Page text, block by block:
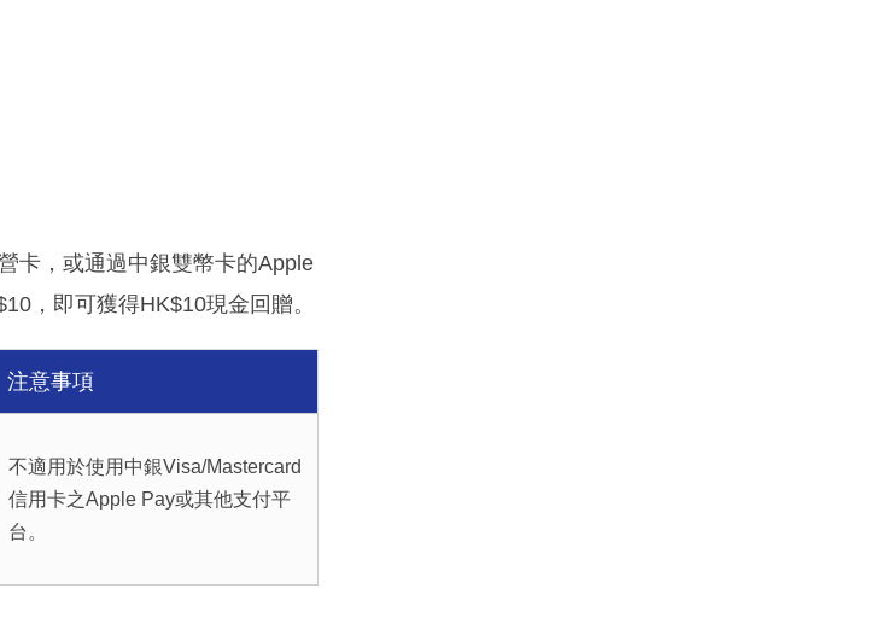
卡，或通過中銀雙幣卡的Apple
，即可獲得HK$10現金回贈。
注意事項
不適用於使用中銀Visa/Mastercard
信用卡之Apple Pay或其他支付平
台。